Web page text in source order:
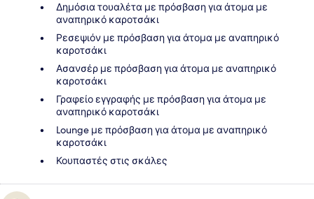
Δημόσια τουαλέτα με πρόσβαση για άτομα με
αναπηρικό καροτσάκι
Ρεσεψιόν με πρόσβαση για άτομα με αναπηρικό
καροτσάκι
Ασανσέρ με πρόσβαση για άτομα με αναπηρικό
καροτσάκι
Γραφείο εγγραφής με πρόσβαση για άτομα με
αναπηρικό καροτσάκι
Lounge με πρόσβαση για άτομα με αναπηρικό
καροτσάκι
Κουπαστές στις σκάλες